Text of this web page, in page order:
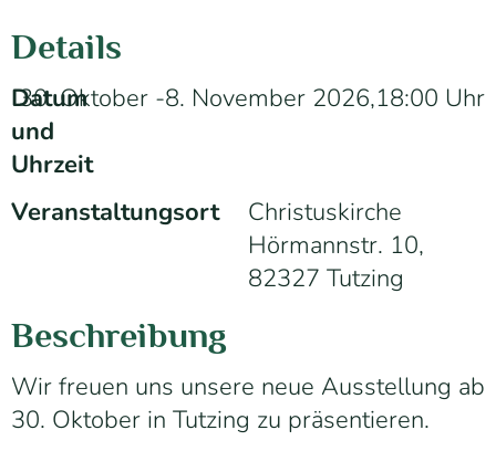
Beschreibung
Wir freuen uns unsere neue Ausstellung ab
30. Oktober in Tutzing zu präsentieren.
Details
Datum
und
Uhrzeit
30. Oktober -8. November 2026,18:00 Uhr
Veranstaltungsort
Christuskirche
Hörmannstr. 10,
82327 Tutzing